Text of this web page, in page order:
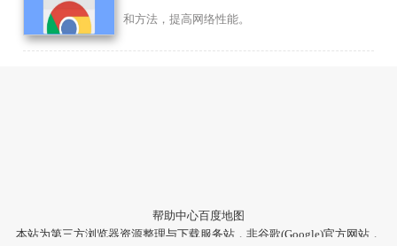
和方法，提高网络性能。
帮助中心百度地图
本站为第三方浏览器资源整理与下载服务站，非谷歌(Google)官方网站，